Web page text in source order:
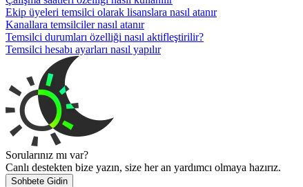
Ekip üyeleri temsilci olarak lisanslara nasıl atanır
Kanallara temsilciler nasıl atanır
Temsilci durumları özelliği nasıl aktifleştirilir?
Temsilci hesabı ayarları nasıl yapılır
Sorularınız mı var?
Canlı destekten bize yazın, size her an yardımcı olmaya hazırız.
Sohbete Gidin